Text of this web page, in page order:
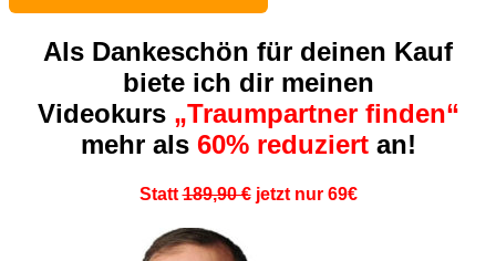
Als Dankeschön für deinen Kauf
biete ich dir meinen
Videokurs „Traumpartner finden“
mehr als 60% reduziertan!
Statt189,90 €jetzt nur 69€